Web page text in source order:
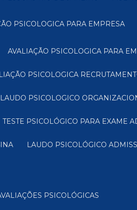
PSICOLOGICA PARA EMPRESA
AVALIAÇÃO PSICOLOGICA PARA
PSICOLOGICA
LAUDO PSICOLOGICO
TESTE PSICOLÓGICO PARA EXAME
LAUDO PSICOLÓGICO
AVALIAÇÕES PSICOLÓGICAS